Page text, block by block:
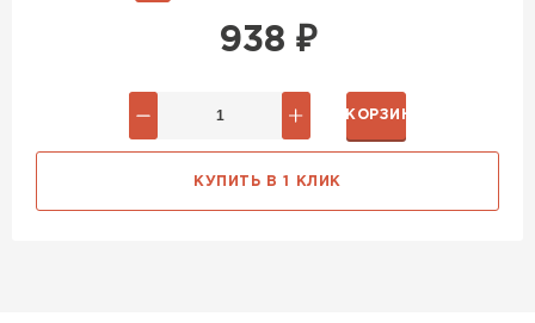
938 ₽
В КОРЗИНУ
КУПИТЬ В 1 КЛИК